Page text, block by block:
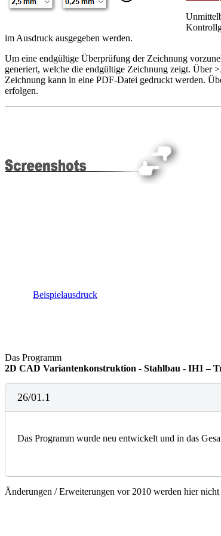
im Ausdruck ausgegeben werden.
Um eine endgültige Überprüfung der Zeichnung
generiert, welche die endgültige Zeichnung zeigt. Über
Zeichnung kann in eine PDF-Datei gedruckt werden.
erfolgen.
Beispielausdruck
Das Programm
2D CAD Variantenkonstruktion - Stahlbau - IH1 –
26/01.1
Das Programm wurde neu entwickelt und in das
Änderungen / Erweiterungen vor 2010 werden hier